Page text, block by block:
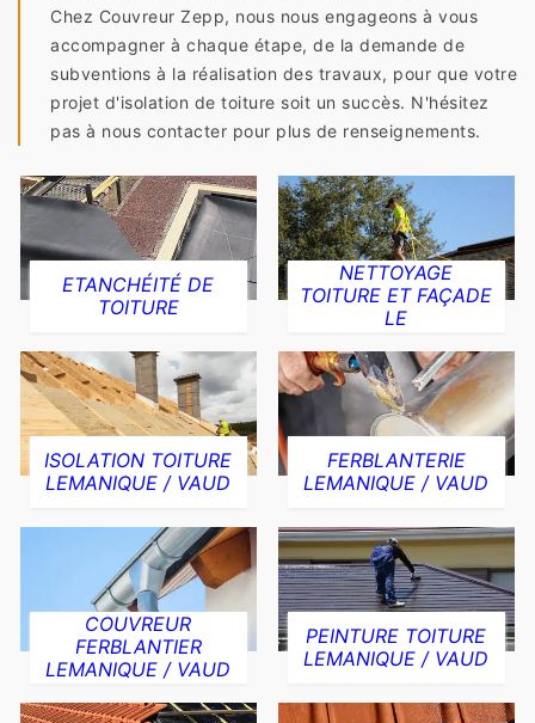
Chez Couvreur Zepp, nous nous engageons à vous
accompagner à chaque étape, de la demande de
subventions à la réalisation des travaux, pour que votre
projet d'isolation de toiture soit un succès. N'hésitez
pas à nous contacter pour plus de renseignements.
ETANCHÉITÉ DE
TOITURE
NETTOYAGE
TOITURE ET FAÇADE
LE
ISOLATION TOITURE
LEMANIQUE / VAUD
FERBLANTERIE
LEMANIQUE / VAUD
COUVREUR
FERBLANTIER
LEMANIQUE / VAUD
PEINTURE TOITURE
LEMANIQUE / VAUD